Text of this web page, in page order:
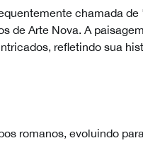
chamada de
de Arte Nova. A
refletindo sua
romanos, evoluindo